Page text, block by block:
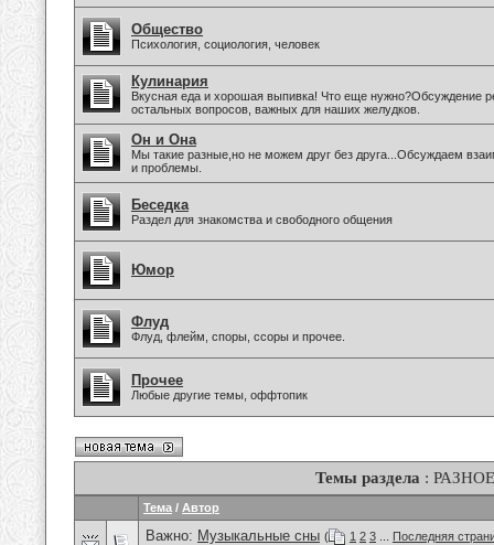
Общество
Психология, социология, человек
Кулинария
Вкусная еда и хорошая выпивка! Что еще нужно?Обсуждение
остальных вопросов, важных для наших желудков.
Он и Она
Мы такие разные,но не можем друг без друга...Обсуждаем
и проблемы.
Беседка
Раздел для знакомства и свободного общения
Юмор
Флуд
Флуд, флейм, споры, ссоры и прочее.
Прочее
Любые другие темы, оффтопик
Темы раздела : РАЗНОЕ
Тема / Автор
Важно: Музыкальные сны ( 1 2 3
Последняя